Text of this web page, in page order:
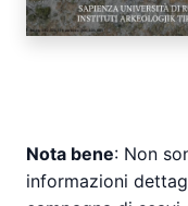
Nota bene: Non
informazioni